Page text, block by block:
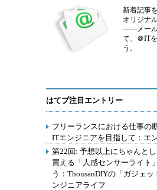
新着記事
オリジナ
――メール
て、＠IT
う。
はてブ注目エントリー
フリーランスにおける仕事の
ITエンジニアを目指して：エ
第22回: 予想以上にちゃんと
買える「人感センサーライト
う：ThousanDIYの「ガジェ
ンジニアライフ